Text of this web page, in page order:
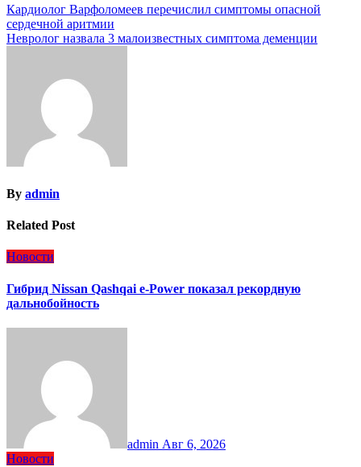
Навигация
по
Кардиолог Варфоломеев перечислил симптомы опасной
сердечной аритмии
Невролог назвала 3 малоизвестных симптома деменции
By admin
Related Post
Новости
Гибрид Nissan Qashqai e-Power показал рекордную
дальнобойность
admin Авг 6, 2026
Новости